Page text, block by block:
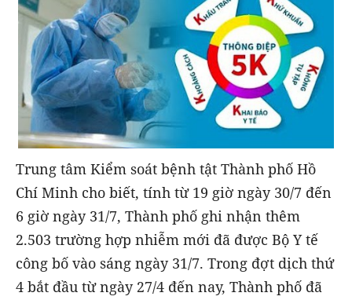
Trung tâm Kiểm soát bệnh tật Thành phố Hồ
Chí Minh cho biết, tính từ 19 giờ ngày 30/7 đến
6 giờ ngày 31/7, Thành phố ghi nhận thêm
2.503 trường hợp nhiễm mới đã được Bộ Y tế
công bố vào sáng ngày 31/7. Trong đợt dịch thứ
4 bắt đầu từ ngày 27/4 đến nay, Thành phố đã